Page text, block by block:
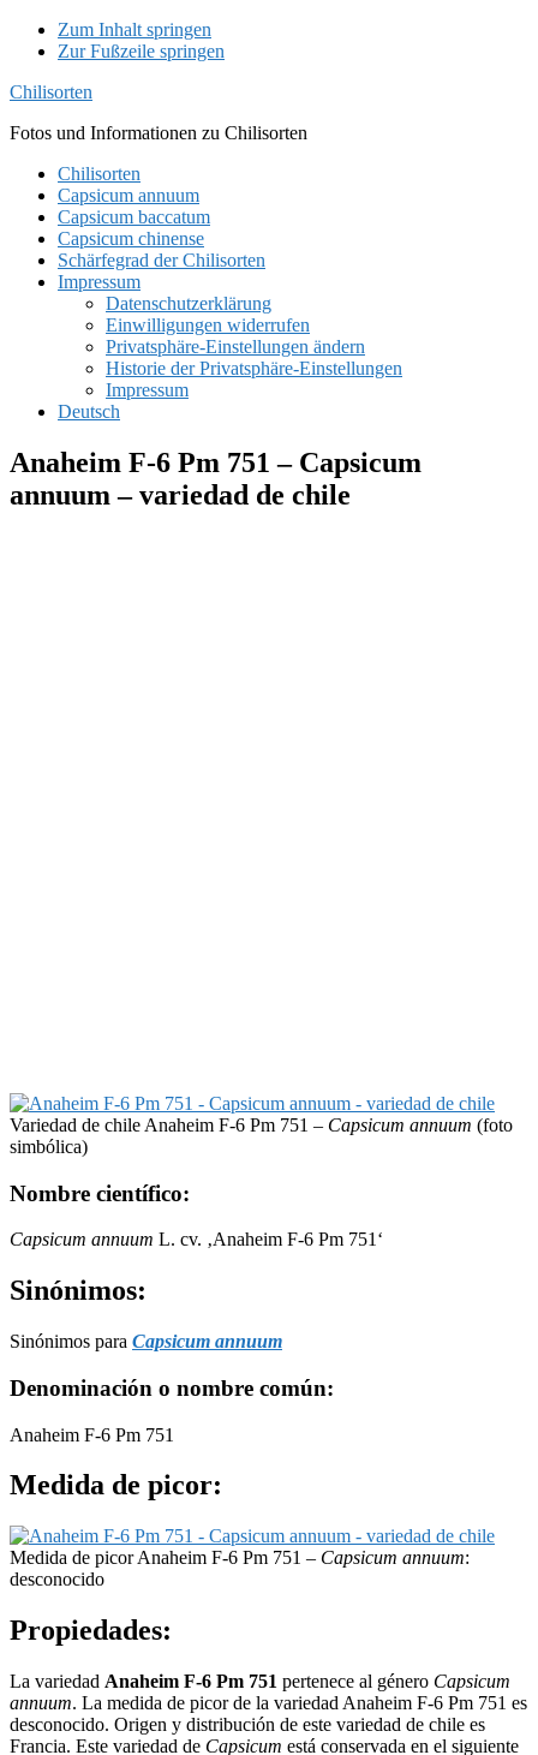
Zum Inhalt springen
Zur Fußzeile springen
Chilisorten
Fotos und Informationen zu Chilisorten
Chilisorten
Capsicum annuum
Capsicum baccatum
Capsicum chinense
Schärfegrad der Chilisorten
Impressum
Datenschutzerklärung
Einwilligungen widerrufen
Privatsphäre-Einstellungen ändern
Historie der Privatsphäre-Einstellungen
Impressum
Deutsch
Anaheim F-6 Pm 751 – Capsicum
annuum – variedad de chile
Variedad de chile Anaheim F-6 Pm 751 – Capsicum annuum (foto
simbólica)
Nombre científico:
Capsicum annuum L. cv. ‚Anaheim F-6 Pm 751‘
Sinónimos:
Sinónimos para Capsicum annuum
Denominación o nombre común:
Anaheim F-6 Pm 751
Medida de picor:
Medida de picor Anaheim F-6 Pm 751 – Capsicum annuum:
desconocido
Propiedades:
La variedad Anaheim F-6 Pm 751 pertenece al género Capsicum
annuum. La medida de picor de la variedad Anaheim F-6 Pm 751 es
desconocido. Origen y distribución de este variedad de chile es
Francia. Este variedad de Capsicum está conservada en el siguiente